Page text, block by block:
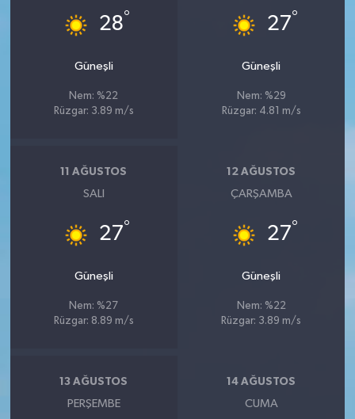
28°
Güneşli
Nem: %22
Rüzgar: 3.89 m/s
27°
Güneşli
Nem: %29
Rüzgar: 4.81 m/s
11 AĞUSTOS
SALI
27°
Güneşli
Nem: %27
Rüzgar: 8.89 m/s
12 AĞUSTOS
ÇARŞAMBA
27°
Güneşli
Nem: %22
Rüzgar: 3.89 m/s
13 AĞUSTOS
PERŞEMBE
14 AĞUSTOS
CUMA